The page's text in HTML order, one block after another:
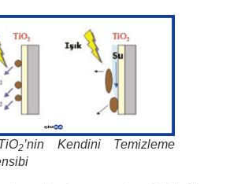
2’nin Kendini Temizleme